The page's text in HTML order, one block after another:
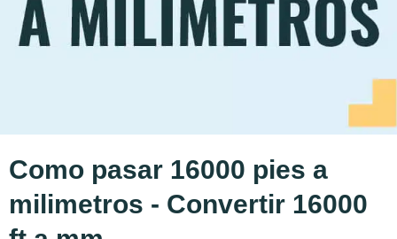
Como pasar 16000 pies a
milimetros - Convertir 16000